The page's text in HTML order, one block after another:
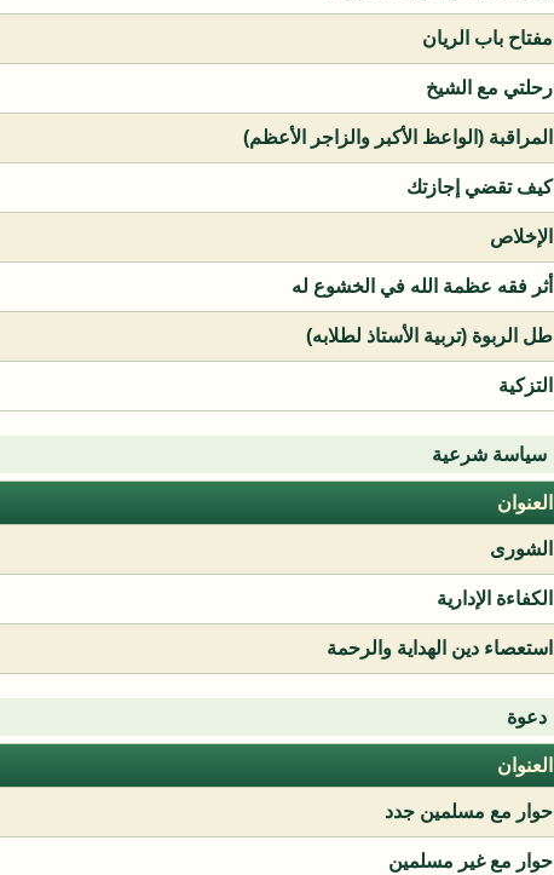
مفتاح باب الريان
رحلتي مع الشيخ
المراقبة (الواعظ الأكبر والزاجر الأعظم)
كيف تقضي إجازتك
الإخلاص
أثر فقه عظمة الله في الخشوع له
طل الربوة (تربية الأستاذ لطلابه)
التزكية
سياسة شرعية
العنوان
الشورى
الكفاءة الإدارية
استعصاء دين الهداية والرحمة
دعوة
العنوان
حوار مع مسلمين جدد
حوار مع غير مسلمين